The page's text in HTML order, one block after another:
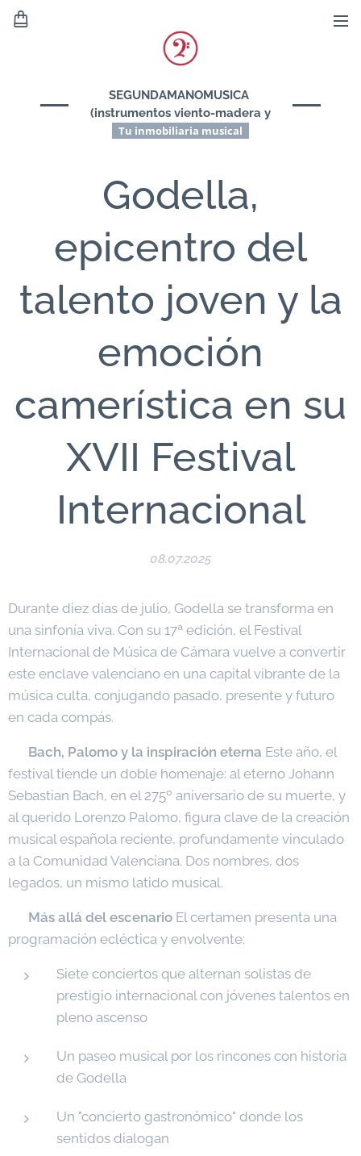
SEGUNDAMANOMUSICA
(instrumentos viento-madera y
viento-metal)
Tu inmobiliaria musical
Godella,
epicentro del
talento joven y la
emoción
camerística en su
XVII Festival
Internacional
08.07.2025
Durante diez días de julio, Godella se transforma en
una sinfonía viva. Con su 17ª edición, el Festival
Internacional de Música de Cámara vuelve a convertir
este enclave valenciano en una capital vibrante de la
música culta, conjugando pasado, presente y futuro
en cada compás.
Bach, Palomo y la inspiración eterna Este año, el
festival tiende un doble homenaje: al eterno Johann
Sebastian Bach, en el 275º aniversario de su muerte, y
al querido Lorenzo Palomo, figura clave de la creación
musical española reciente, profundamente vinculado
a la Comunidad Valenciana. Dos nombres, dos
legados, un mismo latido musical.
Más allá del escenario El certamen presenta una
programación ecléctica y envolvente:
Siete conciertos que alternan solistas de
prestigio internacional con jóvenes talentos en
pleno ascenso
Un paseo musical por los rincones con historia
de Godella
Un "concierto gastronómico" donde los
sentidos dialogan